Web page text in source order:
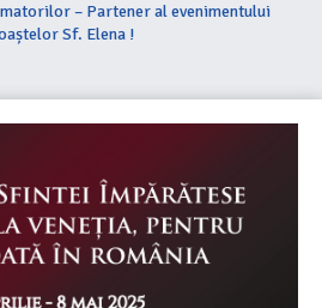
– Partener al evenimentului
Sf. Elena !